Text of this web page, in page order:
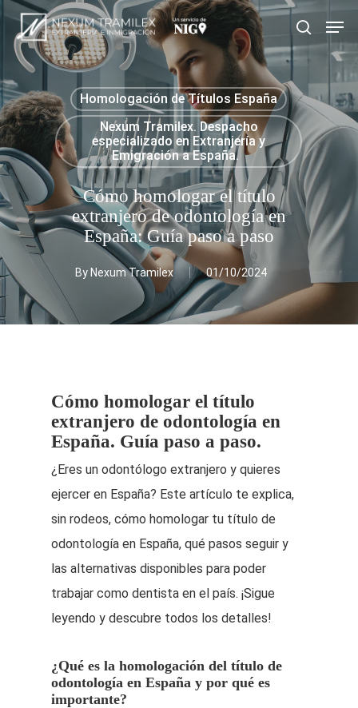
Skip
main
content
search
Homologación de Títulos España
Nexum Tramilex. Despacho
especializado en Extranjería y
Emigración a España.
Cómo homologar el título
extranjero de odontología en
España: Guía paso a paso
By Nexum Tramilex 01/10/2024
Cómo homologar el título
extranjero de odontología en
España. Guía paso a paso.
¿Eres un odontólogo extranjero y quieres
ejercer en España? Este artículo te explica,
sin rodeos, cómo homologar tu título de
odontología en España, qué pasos seguir y
las alternativas disponibles para poder
trabajar como dentista en el país. ¡Sigue
leyendo y descubre todos los detalles!
¿Qué es la homologación del título de
odontología en España y por qué es
importante?